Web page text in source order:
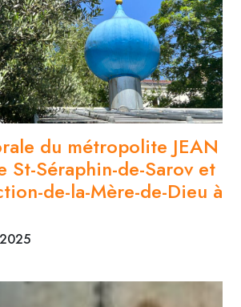
du métropolite JEAN
St-Séraphin-de-Sarov et
de-la-Mère-de-Dieu à